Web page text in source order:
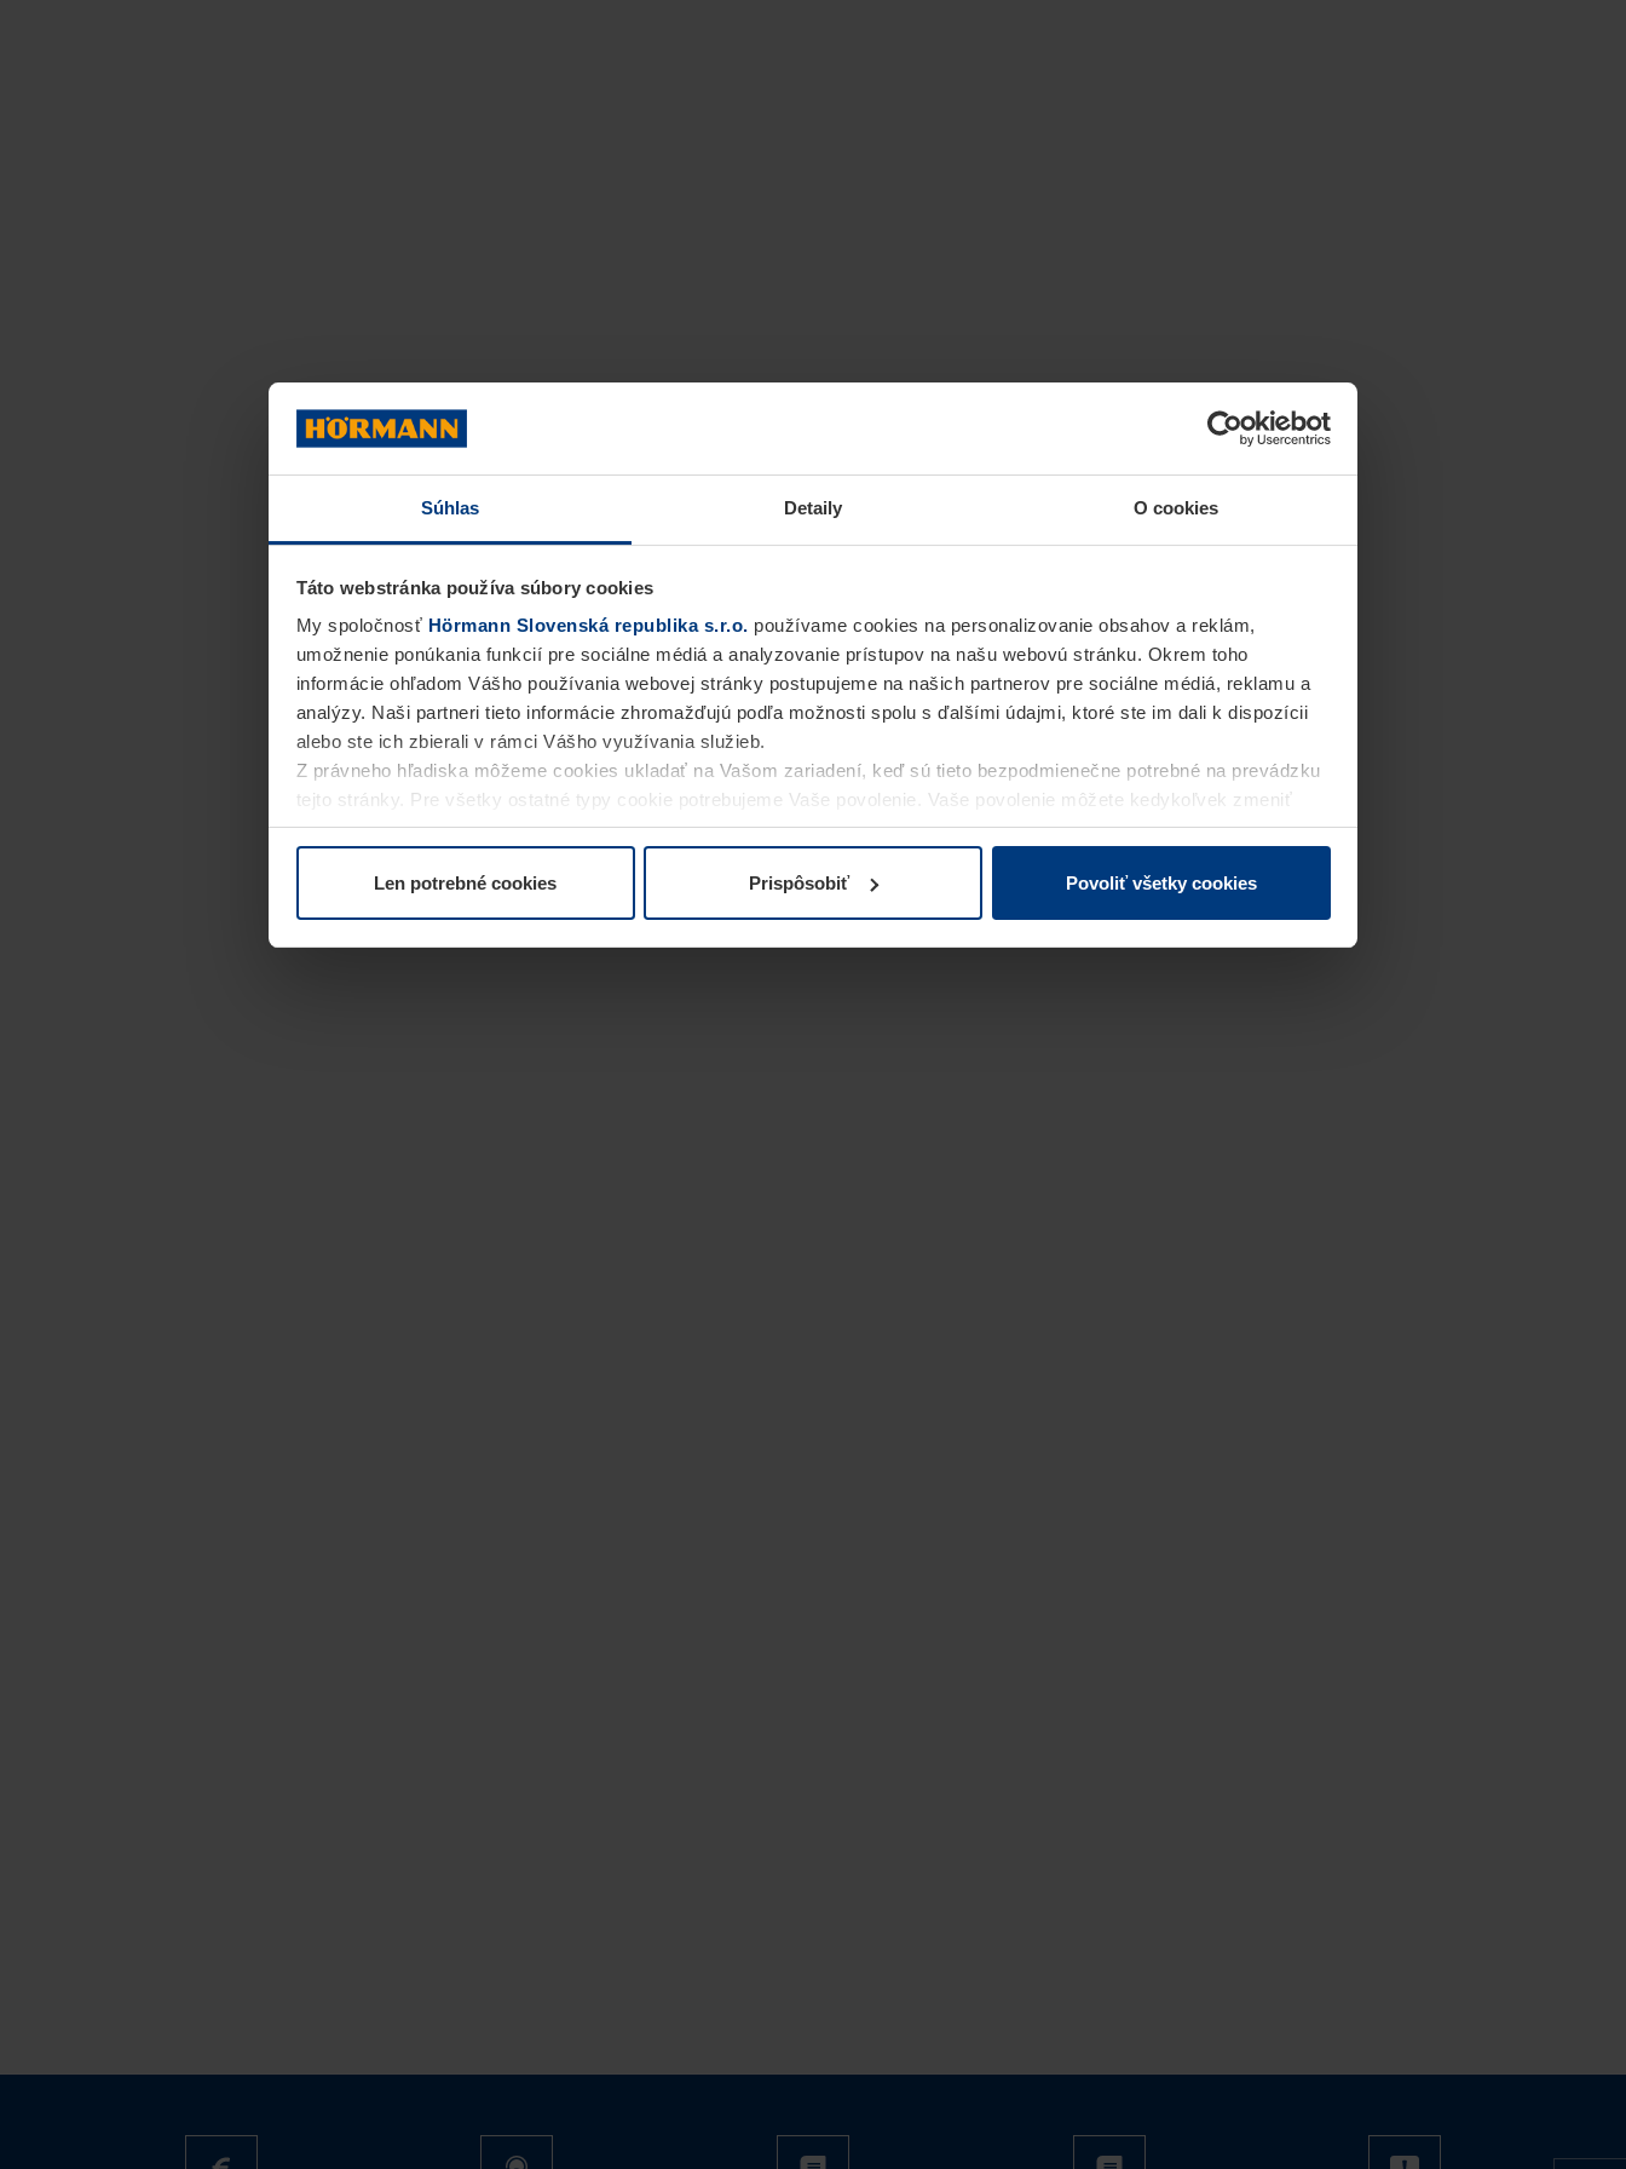
Súhlas Detaily O cookies
Táto webstránka používa súbory cookies
My spoločnosť Hörmann Slovenská republika s.r.o. používame cookies na personalizovanie obsahov a reklám,
umožnenie ponúkania funkcií pre sociálne médiá a analyzovanie prístupov na našu webovú stránku. Okrem toho
informácie ohľadom Vášho používania webovej stránky postupujeme na našich partnerov pre sociálne médiá, reklamu a
analýzy. Naši partneri tieto informácie zhromažďujú podľa možnosti spolu s ďalšími údajmi, ktoré ste im dali k dispozícii
alebo ste ich zbierali v rámci Vášho využívania služieb.
Z právneho hľadiska môžeme cookies ukladať na Vašom zariadení, keď sú tieto bezpodmienečne potrebné na prevádzku
tejto stránky. Pre všetky ostatné typy cookie potrebujeme Vaše povolenie. Vaše povolenie môžete kedykoľvek zmeniť
alebo odvolať vo vysvetlení cookie na stránkeVyhlásenie o ochrane osobných údajovnašej webovej stránky.
Len potrebné cookies Prispôsobiť Povoliť všetky cookies